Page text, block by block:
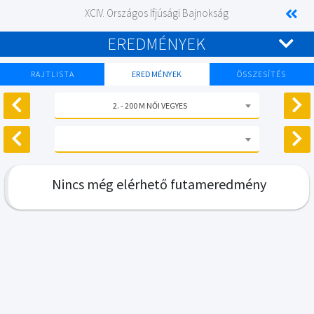
XCIV. Országos Ifjúsági Bajnokság
EREDMÉNYEK
RAJTLISTA EREDMÉNYEK ÖSSZESÍTÉS
2. - 200 M NŐI VEGYES
Nincs még elérhető futameredmény